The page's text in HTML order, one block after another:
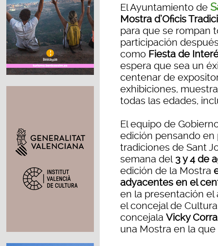
El Ayuntamiento de
Mostra d’Oficis
para que se rompan
participación
como Fiesta de
espera que sea un
centenar de
exhibiciones,
todas las edades,
El equipo de
edición pensando en
tradiciones de Sant
semana del3 y 4 de
edición de la Mostra
adyacentes en el
en la presentación el
el concejal de
concejala Vicky
una Mostra en la